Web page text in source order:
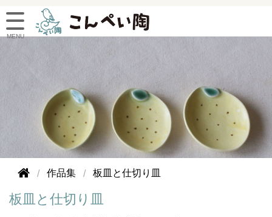
作品集 板皿と仕切り皿
板皿と仕切り皿